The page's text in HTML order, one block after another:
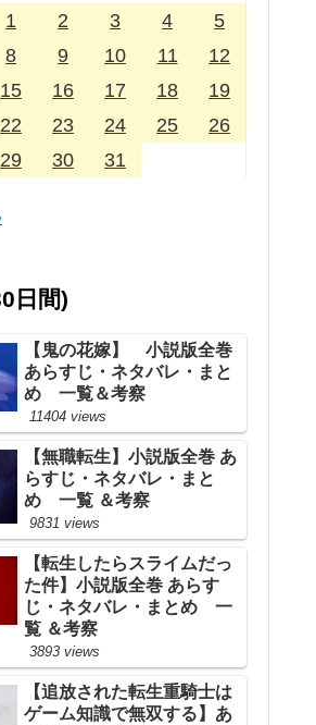
1 2 3 4
5
8 9 10 11
12
15 16 17 18
19
22 23 24 25
26
29 30 31
日間)
【鬼の花嫁】 小説版全巻
あらすじ・ネタバレ・まと
め 一覧＆考察
11404 views
【無職転生】小説版全巻 あ
らすじ・ネタバレ・まと
め 一覧 ＆考察
9831 views
【転生したらスライムだっ
た件】小説版全巻 あらす
じ・ネタバレ・まとめ 一
覧 ＆考察
3893 views
【追放された転生重騎士は
ゲーム知識で無双する】あ